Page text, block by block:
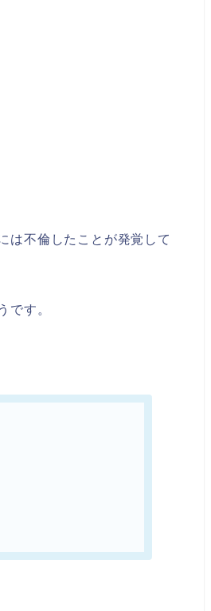
は不倫したことが発覚して
です。